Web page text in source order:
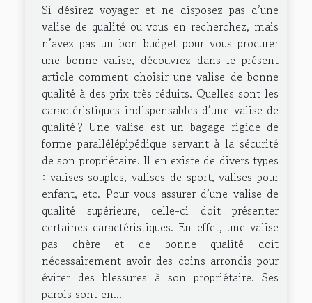
Si désirez voyager et ne disposez pas d’une
valise de qualité ou vous en recherchez, mais
n’avez pas un bon budget pour vous procurer
une bonne valise, découvrez dans le présent
article comment choisir une valise de bonne
qualité à des prix très réduits. Quelles sont les
caractéristiques indispensables d’une valise de
qualité ? Une valise est un bagage rigide de
forme parallélépipédique servant à la sécurité
de son propriétaire. Il en existe de divers types
: valises souples, valises de sport, valises pour
enfant, etc. Pour vous assurer d’une valise de
qualité supérieure, celle-ci doit présenter
certaines caractéristiques. En effet, une valise
pas chère et de bonne qualité doit
nécessairement avoir des coins arrondis pour
éviter des blessures à son propriétaire. Ses
parois sont en...